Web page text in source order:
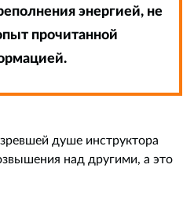
энергией, не
прочитанной
душе инструктора
над другими, а это